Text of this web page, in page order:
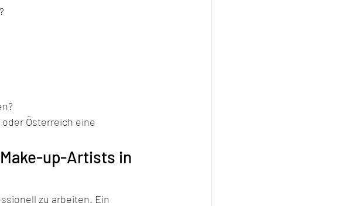
Österreich eine
up-Artists in
zu arbeiten. Ein